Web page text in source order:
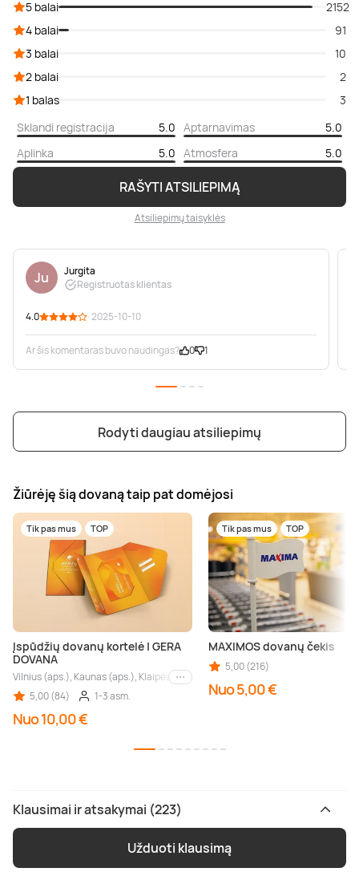
RAŠYTI ATSILIEPIMĄ
Atsiliepimų taisyklės
5 balai
2152
4 balai
91
3 balai
10
2 balai
2
1 balas
3
Sklandi registracija
5.0 Aptarnavimas
5.0
Aplinka
5.0 Atmosfera 5.0
Ju
Jurgita
Registruotas klientas
4.0 · 2025-10-10
Ar šis komentaras buvo naudingas? 0 1
Rodyti daugiau atsiliepimų
Žiūrėję šią dovaną taip pat domėjosi
Tik pas mus TOP
Įspūdžių dovanų kortelė | GERA
DOVANA
Vilnius (aps.), Kaunas (aps.), Klaipėda (aps.), Palanga (aps.), Nida (aps.),
Kiti miestai
5,00 (84)
1-3 asm.
Nuo 10,00 €
Tik pas mus TOP
MAXIMOS dovanų čekis
5,00 (216)
Nuo 5,00 €
Klausimai ir atsakymai (223)
Užduoti klausimą